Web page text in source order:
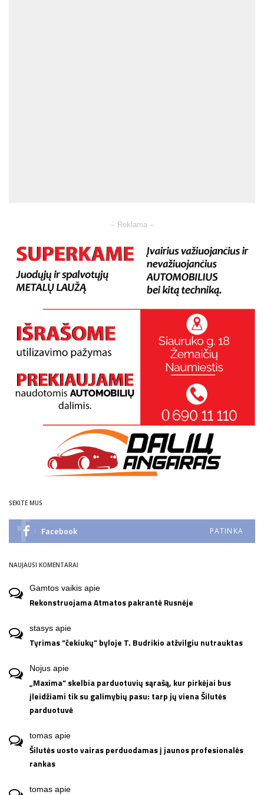
– Reklama –
SEKITE MUS
Facebook PATINKA
NAUJAUSI KOMENTARAI
Gamtos vaikis apie
Rekonstruojama Atmatos pakrantė Rusnėje
stasys apie
Tyrimas “čekiukų” byloje T. Budrikio atžvilgiu nutrauktas
Nojus apie
„Maxima“ skelbia parduotuvių sąrašą, kur pirkėjai bus
įleidžiami tik su galimybių pasu: tarp jų viena Šilutės
parduotuvė
tomas apie
Šilutės uosto vairas perduodamas į jaunos profesionalės
rankas
tomas apie